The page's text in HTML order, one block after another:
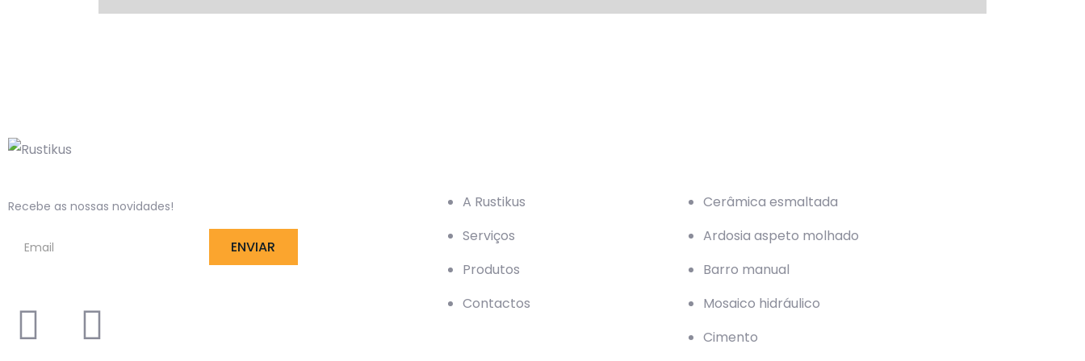
Recebe as nossas novidades!
ENVIAR
A Rustikus
Serviços
Produtos
Contactos
Cerâmica esmaltada
Ardosia aspeto molhado
Barro manual
Mosaico hidráulico
Cimento